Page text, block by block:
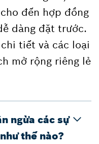
đến hợp đồng
dàng đặt trước.
tiết và các loại
mở rộng riêng lẻ
ngừa các sự
thế nào?